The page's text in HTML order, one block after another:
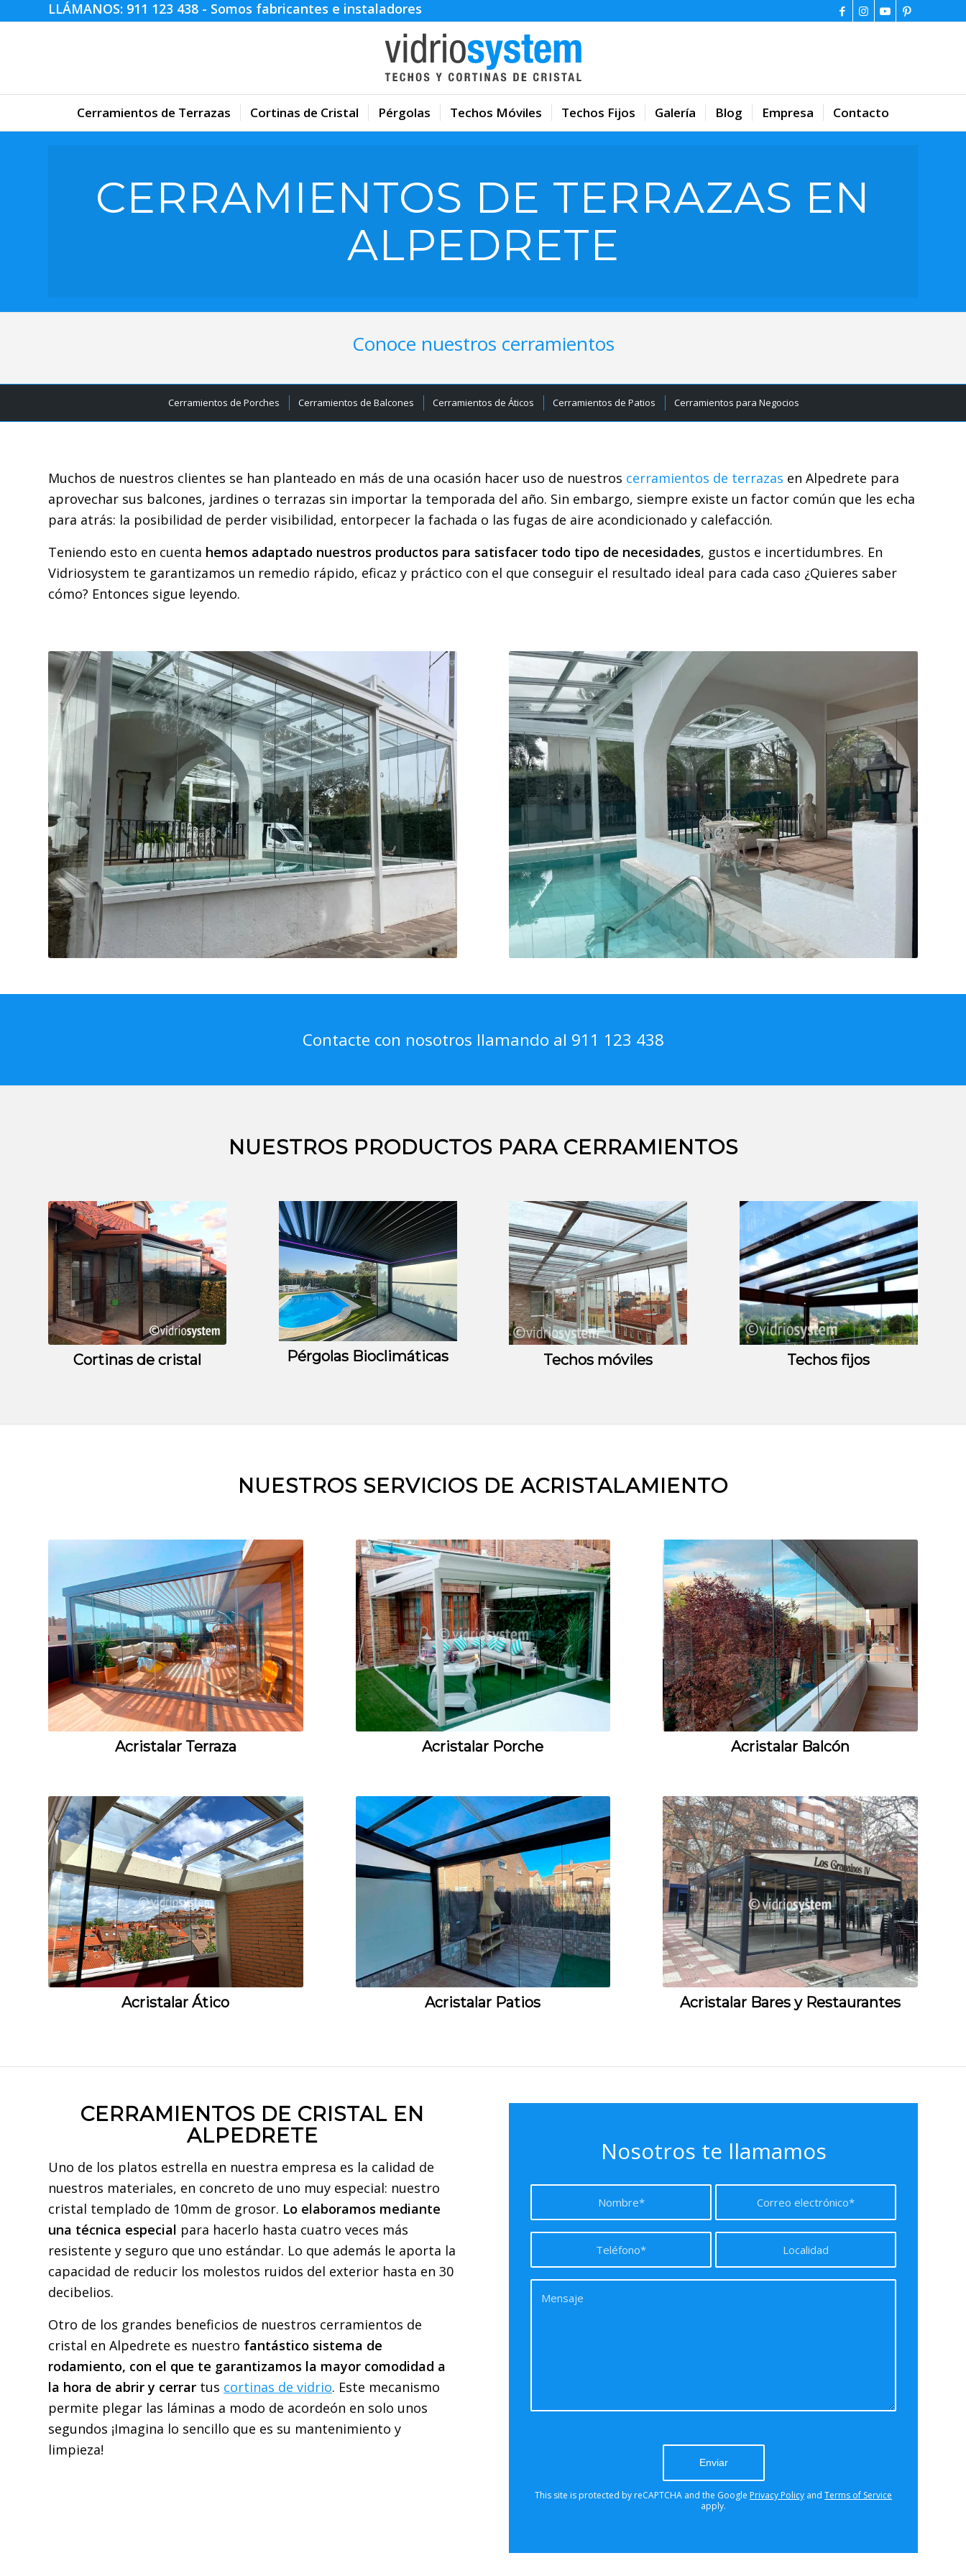
LLÁMANOS: 911 123 438 - Somos fabricantes e instaladores
Cerramientos de Terrazas Cortinas de Cristal Pérgolas Techos Móviles Techos Fijos Galería Blog Empresa Contacto
CERRAMIENTOS DE TERRAZAS EN
ALPEDRETE
Conoce nuestros cerramientos
Cerramientos de Porches Cerramientos de Balcones Cerramientos de Áticos Cerramientos de Patios Cerramientos para Negocios
Muchos de nuestros clientes se han planteado en más de una ocasión hacer uso de nuestros cerramientos de terrazas en Alpedrete para
aprovechar sus balcones, jardines o terrazas sin importar la temporada del año. Sin embargo, siempre existe un factor común que les echa
para atrás: la posibilidad de perder visibilidad, entorpecer la fachada o las fugas de aire acondicionado y calefacción.
Teniendo esto en cuenta hemos adaptado nuestros productos para satisfacer todo tipo de necesidades, gustos e incertidumbres. En
Vidriosystem te garantizamos un remedio rápido, eficaz y práctico con el que conseguir el resultado ideal para cada caso ¿Quieres saber
cómo? Entonces sigue leyendo.
Contacte con nosotros llamando al 911 123 438
NUESTROS PRODUCTOS PARA CERRAMIENTOS
Cortinas de cristal Pérgolas Bioclimáticas Techos móviles Techos fijos
NUESTROS SERVICIOS DE ACRISTALAMIENTO
Acristalar Terraza Acristalar Porche Acristalar Balcón
Acristalar Ático Acristalar Patios Acristalar Bares y Restaurantes
CERRAMIENTOS DE CRISTAL EN
ALPEDRETE
Uno de los platos estrella en nuestra empresa es la calidad de
nuestros materiales, en concreto de uno muy especial: nuestro
cristal templado de 10mm de grosor. Lo elaboramos mediante
una técnica especial para hacerlo hasta cuatro veces más
resistente y seguro que uno estándar. Lo que además le aporta la
capacidad de reducir los molestos ruidos del exterior hasta en 30
decibelios.
Otro de los grandes beneficios de nuestros cerramientos de
cristal en Alpedrete es nuestro fantástico sistema de
rodamiento, con el que te garantizamos la mayor comodidad a
la hora de abrir y cerrar tus cortinas de vidrio. Este mecanismo
permite plegar las láminas a modo de acordeón en solo unos
segundos ¡Imagina lo sencillo que es su mantenimiento y
limpieza!
Nosotros te llamamos
are currently not able to submit the contact
form. Please try again later - reload the page and
also check your internet connection.
apply.